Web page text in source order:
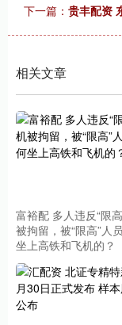
下一篇： 贵丰配资
相关文章
富裕配 多人违反“限
被拘留，被“限高”人
坐上高铁和飞机的？